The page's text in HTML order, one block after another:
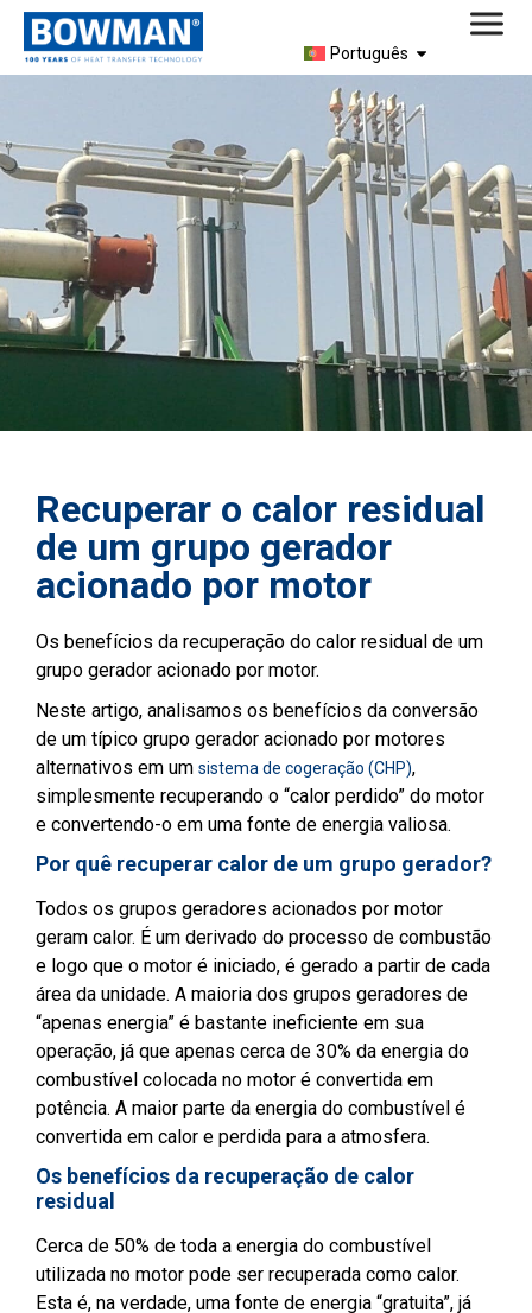
Português
Recuperar o calor residual
de um grupo gerador
acionado por motor
Os benefícios da recuperação do calor residual de um
grupo gerador acionado por motor.
Neste artigo, analisamos os benefícios da conversão
de um típico grupo gerador acionado por motores
alternativos em um sistema de cogeração (CHP),
simplesmente recuperando o “calor perdido” do motor
e convertendo-o em uma fonte de energia valiosa.
Por quê recuperar calor de um grupo gerador?
Todos os grupos geradores acionados por motor
geram calor. É um derivado do processo de combustão
e logo que o motor é iniciado, é gerado a partir de cada
área da unidade. A maioria dos grupos geradores de
“apenas energia” é bastante ineficiente em sua
operação, já que apenas cerca de 30% da energia do
combustível colocada no motor é convertida em
potência. A maior parte da energia do combustível é
convertida em calor e perdida para a atmosfera.
Os benefícios da recuperação de calor
residual
Cerca de 50% de toda a energia do combustível
utilizada no motor pode ser recuperada como calor.
Esta é, na verdade, uma fonte de energia “gratuita”, já